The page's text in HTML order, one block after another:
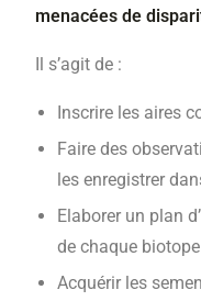
menacées de
Il s’agit de :
Inscrire les aires
Faire des
les enregistrer
Elaborer un plan
de chaque
Acquérir les